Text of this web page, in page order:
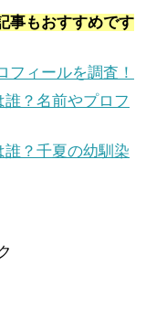
事もおすすめです
フィールを調査！
？名前やプロフ
誰？千夏の幼馴染